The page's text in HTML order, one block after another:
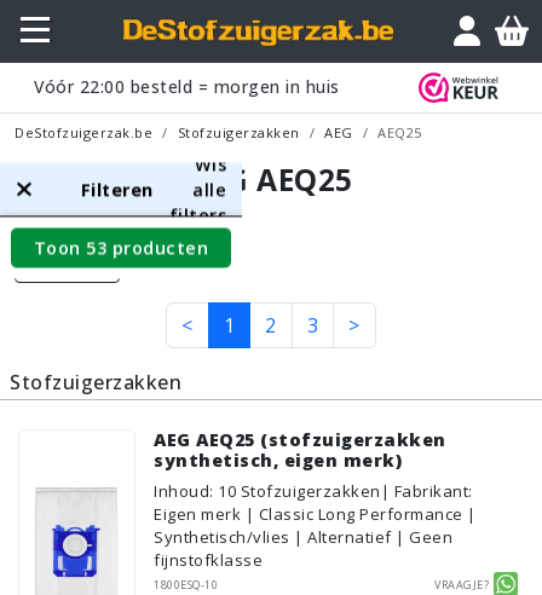
Vóór 22:00 besteld = morgen in huis
DeStofzuigerzak.be Stofzuigerzakken AEG AEQ25
AEG AEQ25
Filters
< 1 2 3 >
Filteren
Wis
alle
filters
Toon 53 producten
Stofzuigerzakken
AEG AEQ25 (stofzuigerzakken
synthetisch, eigen merk)
Inhoud: 10 Stofzuigerzakken | Fabrikant:
Eigen merk | Classic Long Performance |
Synthetisch/vlies | Alternatief | Geen
fijnstofklasse
1800ESQ-10
Vraagje?